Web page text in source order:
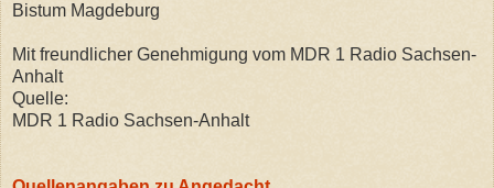
Bistum Magdeburg
Mit freundlicher Genehmigung vom MDR 1 Radio Sachsen-
Anhalt
Quelle:
MDR 1 Radio Sachsen-Anhalt